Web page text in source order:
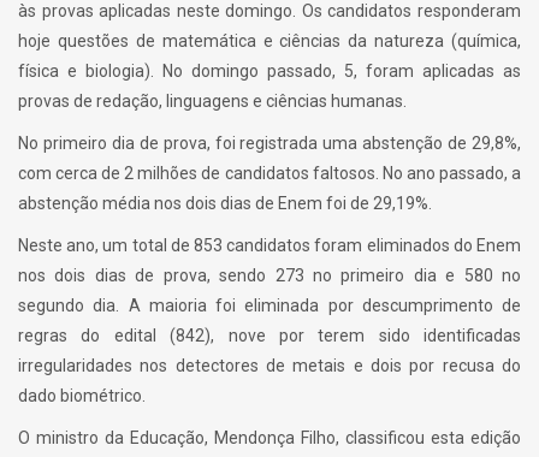
às provas aplicadas neste domingo. Os candidatos responderam
hoje questões de matemática e ciências da natureza (química,
física e biologia). No domingo passado, 5, foram aplicadas as
provas de redação, linguagens e ciências humanas.
No primeiro dia de prova, foi registrada uma abstenção de 29,8%,
com cerca de 2 milhões de candidatos faltosos. No ano passado, a
abstenção média nos dois dias de Enem foi de 29,19%.
Neste ano, um total de 853 candidatos foram eliminados do Enem
nos dois dias de prova, sendo 273 no primeiro dia e 580 no
segundo dia. A maioria foi eliminada por descumprimento de
regras do edital (842), nove por terem sido identificadas
irregularidades nos detectores de metais e dois por recusa do
dado biométrico.
O ministro da Educação, Mendonça Filho, classificou esta edição